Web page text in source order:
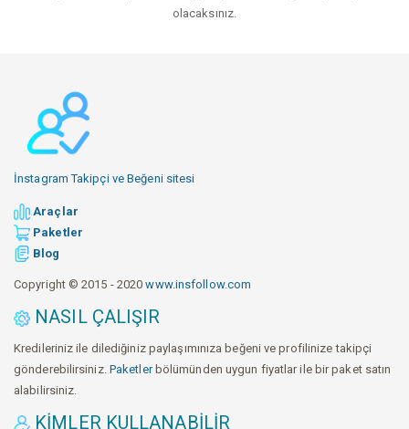
olacaksınız.
İnstagram Takipçi ve Beğeni sitesi
Araçlar
Paketler
Blog
Copyright © 2015 - 2020www.insfollow.com
NASIL ÇALIŞIR
Kredileriniz ile dilediğiniz paylaşımınıza beğeni ve profilinize takipçi
gönderebilirsiniz. Paketlerbölümünden uygun fiyatlar ile bir paket satın
alabilirsiniz.
KIMLER KULLANABILIR